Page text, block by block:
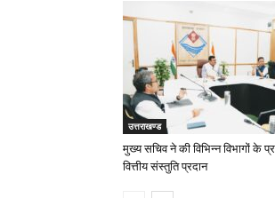
उत्तराखण्ड
मुख्य सचिव ने की विभिन्न विभागों के
वित्तीय संस्तुति प्रदान